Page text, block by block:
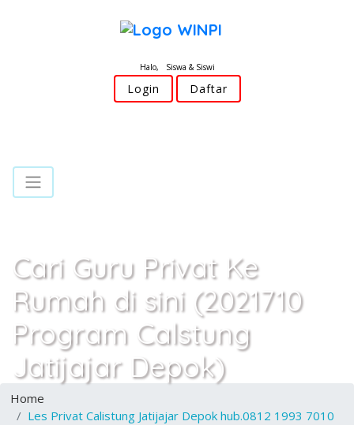
Halo, Siswa & Siswi
Login Daftar
Cari Guru Privat Ke
Rumah di sini (2021710
Program Calstung
Jatijajar Depok)
Home
Les Privat Calistung Jatijajar Depok hub.0812 1993 7010